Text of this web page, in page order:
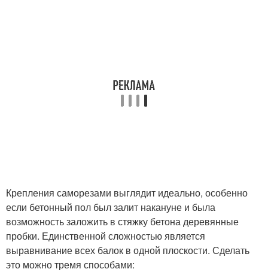
Крепления саморезами выглядит идеально, особенно
если бетонный пол был залит накануне и была
возможность заложить в стяжку бетона деревянные
пробки. Единственной сложностью является
выравнивание всех балок в одной плоскости. Сделать
это можно тремя способами: